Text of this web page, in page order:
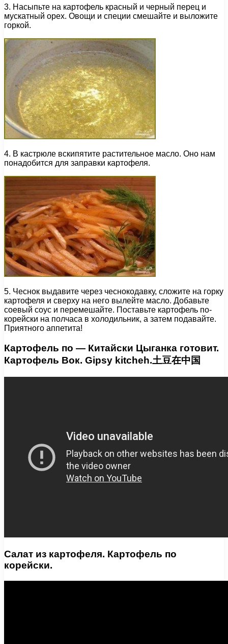
3. Насыпьте на картофель красный и черный перец и
мускатный орех. Овощи и специи смешайте и выложите
горкой.
4. В кастрюле вскипятите растительное масло. Оно нам
понадобится для заправки картофеля.
5. Чеснок выдавите через чеснокодавку, сложите на горку
картофеля и сверху на него вылейте масло. Добавьте
соевый соус и перемешайте. Поставьте картофель по-
корейски на полчаса в холодильник, а затем подавайте.
Приятного аппетита!
Картофель по — Китайски Цыганка готовит.
Картофель Вок. Gipsy kitcheh.土豆在中国
Салат из картофеля. Картофель по
корейски.